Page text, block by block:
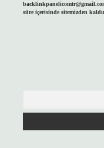
süre içerisinde sitemizden